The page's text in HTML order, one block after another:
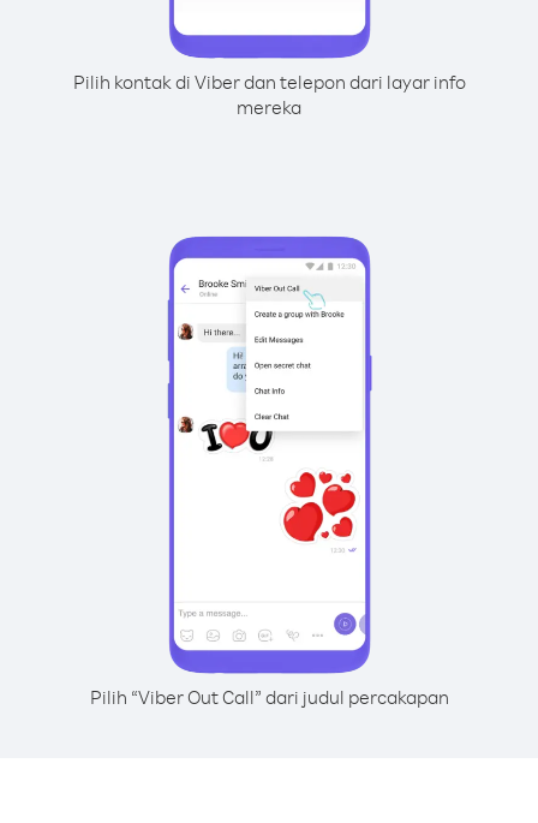
Pilih kontak di Viber dan telepon dari layar info
mereka
Pilih “Viber Out Call” dari judul percakapan